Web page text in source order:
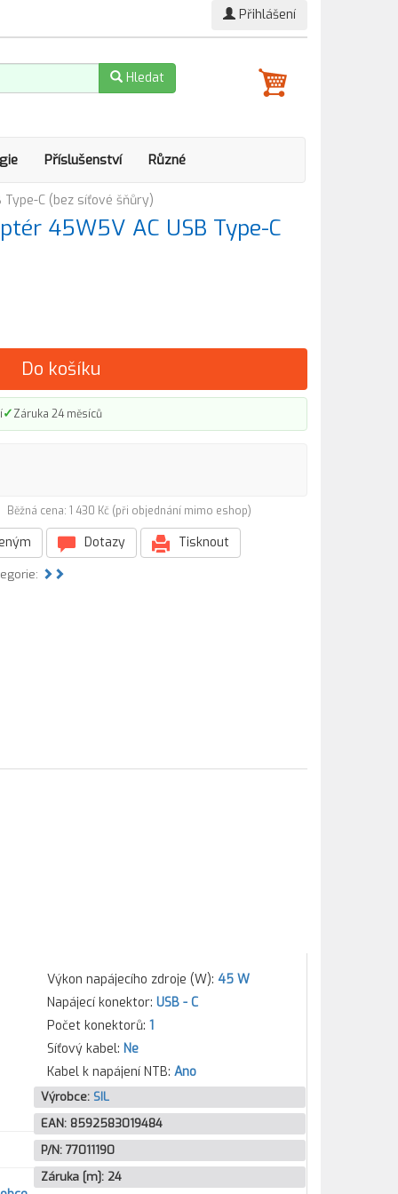
Přihlášení
Hledat
Příslušenství Různé
Type-C (bez síťové šňůry)
45W5V AC USB Type-C
Do košíku
✓Záruka 24 měsíců
Běžná cena: 1 430 Kč (při objednání mimo eshop)
Dotazy Tisknout
Výkon napájecího zdroje (W): 45 W
Napájecí konektor: USB - C
Počet konektorů: 1
Síťový kabel: Ne
Kabel k napájení NTB: Ano
Výrobce: SIL
EAN: 8592583019484
P/N: 77011190
Záruka [m]: 24